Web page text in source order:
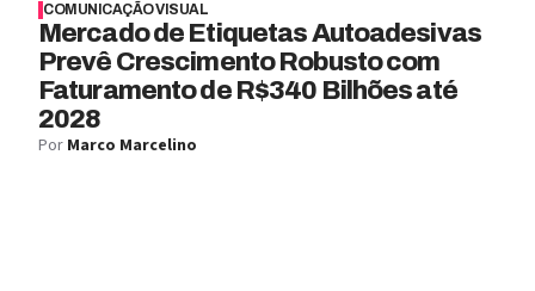
COMUNICAÇÃO VISUAL
Mercado de Etiquetas Autoadesivas
Prevê Crescimento Robusto com
Faturamento de R$340 Bilhões até
2028
Por Marco Marcelino